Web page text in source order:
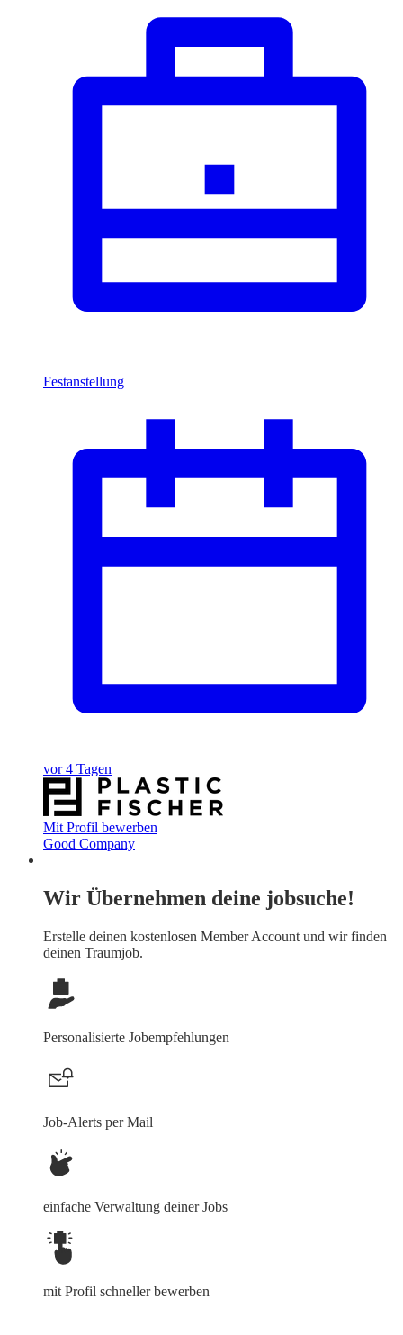
Festanstellung
vor 4 Tagen
Mit Profil bewerben
Good Company
Wir Übernehmen deine jobsuche!
Erstelle deinen kostenlosen Member Account und wir finden
deinen Traumjob.
Personalisierte Jobempfehlungen
Job-Alerts per Mail
einfache Verwaltung deiner Jobs
mit Profil schneller bewerben